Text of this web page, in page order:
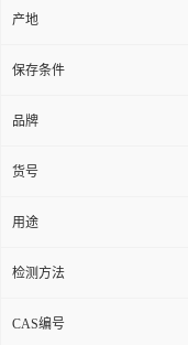
货号
用途
检测方法
CAS编号
保质期
适应物种
检测限